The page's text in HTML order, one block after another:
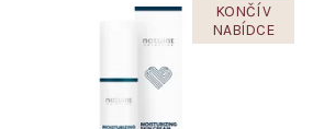
KONČÍ V
NABÍDCE